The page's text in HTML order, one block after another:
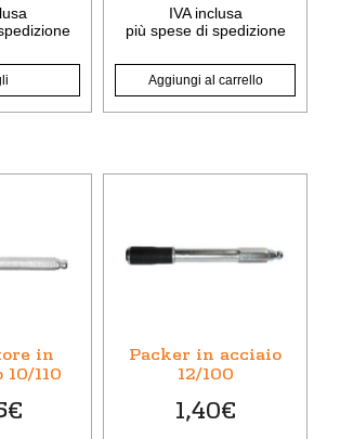
IVA inclusa
più spese di spedizione
Aggiungi al carrello
in
110
€
Packer in acciaio
12/100
1,40€